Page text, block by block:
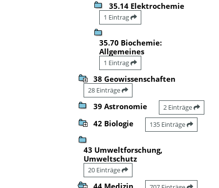
35.14 Elektrochemie
1 Eintrag
35.70 Biochemie:
Allgemeines
1 Eintrag
38 Geowissenschaften
28 Einträge
39 Astronomie 2 Einträge
42 Biologie 135 Einträge
43 Umweltforschung,
Umweltschutz
20 Einträge
44 Medizin